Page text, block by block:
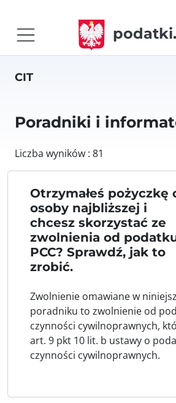
CIT
Poradniki i
Liczba wyników : 81
Otrzymałeś pożyczkę
osoby najbliższej i
chcesz skorzystać ze
zwolnienia od
PCC? Sprawdź, jak to
zrobić.
Zwolnienie omawiane w
poradniku to zwolnienie od
czynności cywilnoprawnych,
art. 9 pkt 10 lit. b ustawy o
czynności cywilnoprawnych.